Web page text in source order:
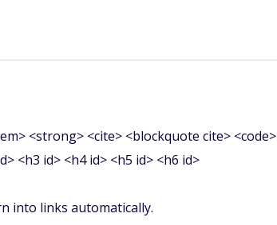
<strong> <cite> <blockquote cite>
<h3 id> <h4 id> <h5 id> <h6 id>
into links automatically.